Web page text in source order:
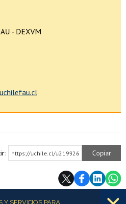
- DEXVM
https://uchile.cl/u219926 Copiar
Y SERVICIOS PARA